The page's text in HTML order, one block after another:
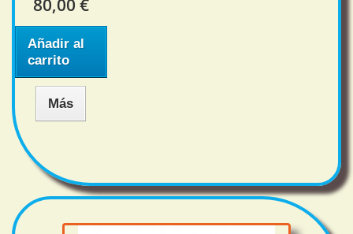
80,00 €
Añadir al
carrito
Más